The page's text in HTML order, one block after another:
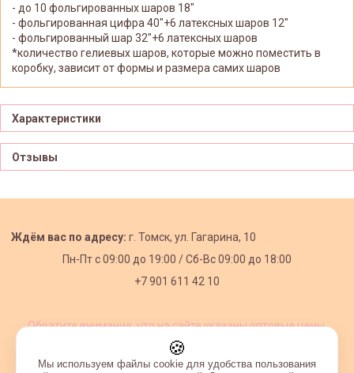
- до 10 фольгированных шаров 18"
- фольгированная цифра 40"+6 латексных шаров 12"
- фольгированный шар 32"+6 латексных шаров
*количество гелиевых шаров, которые можно поместить в
коробку, зависит от формы и размера самих шаров
Характеристики
Отзывы
Ждём вас по адресу: г. Томск, ул. Гагарина, 10
Пн-Пт с09:00 до 19:00 /Сб-Вс 09:00 до 18:00
+7 901 611 42 10
Обратите внимание, что на сайте указаны оптовые цены,
🍪
Мы используем файлы cookie для удобства пользования